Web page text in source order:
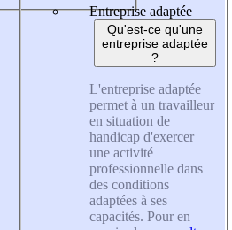
Entreprise adaptée
Qu'est-ce qu'une
entreprise adaptée
?
L'entreprise adaptée
permet à un travailleur
en situation de
handicap d'exercer
une activité
professionnelle dans
des conditions
adaptées à ses
capacités. Pour en